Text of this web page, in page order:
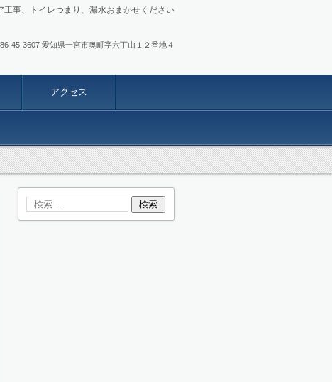
事、トイレつまり、漏水おまかせください
45-3607 愛知県一宮市奥町字六丁山１２番地４
アクセス